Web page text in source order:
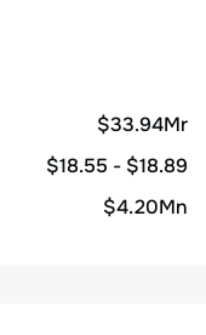
$33.94Mr
$18.55 - $18.89
$4.20Mn